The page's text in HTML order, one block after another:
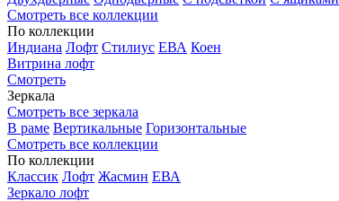
Смотреть все коллекции
По коллекции
Индиана Лофт Стилиус ЕВА Коен
Витрина лофт
Смотреть
Зеркала
Смотреть все зеркала
В раме Вертикальные Горизонтальные
Смотреть все коллекции
По коллекции
Классик Лофт Жасмин ЕВА
Зеркало лофт